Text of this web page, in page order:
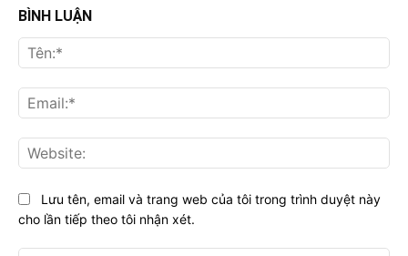
BÌNH LUẬN
Lưu tên, email và trang web của tôi trong trình duyệt này
cho lần tiếp theo tôi nhận xét.